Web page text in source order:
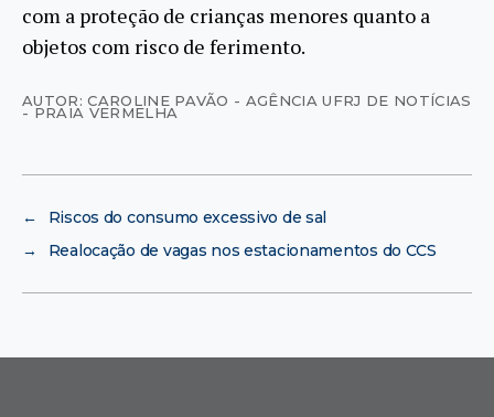
com a proteção de crianças menores quanto a
objetos com risco de ferimento.
AUTOR: CAROLINE PAVÃO - AGÊNCIA UFRJ DE NOTÍCIAS
- PRAIA VERMELHA
←
Riscos do consumo excessivo de sal
→
Realocação de vagas nos estacionamentos do CCS